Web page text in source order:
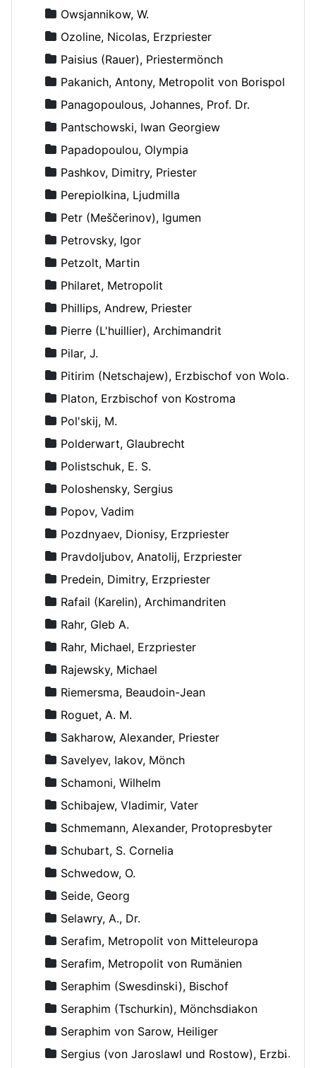
Owsjannikow, W.
Ozoline, Nicolas, Erzpriester
Paisius (Rauer), Priestermönch
Pakanich, Antony, Metropolit von Borispol
Panagopoulous, Johannes, Prof. Dr.
Pantschowski, Iwan Georgiew
Papadopoulou, Olympia
Pashkov, Dimitry, Priester
Perepiolkina, Ljudmilla
Petr (Meščerinov), Igumen
Petrovsky, Igor
Petzolt, Martin
Philaret, Metropolit
Phillips, Andrew, Priester
Pierre (L'huillier), Archimandrit
Pilar, J.
Pitirim (Netschajew), Erzbischof von Wolokolamsk und Jurjew
Platon, Erzbischof von Kostroma
Pol'skij, M.
Polderwart, Glaubrecht
Polistschuk, E. S.
Poloshensky, Sergius
Popov, Vadim
Pozdnyaev, Dionisy, Erzpriester
Pravdoljubov, Anatolij, Erzpriester
Predein, Dimitry, Erzpriester
Rafail (Karelin), Archimandriten
Rahr, Gleb A.
Rahr, Michael, Erzpriester
Rajewsky, Michael
Riemersma, Beaudoin-Jean
Roguet, A. M.
Sakharow, Alexander, Priester
Savelyev, Iakov, Mönch
Schamoni, Wilhelm
Schibajew, Vladimir, Vater
Schmemann, Alexander, Protopresbyter
Schubart, S. Cornelia
Schwedow, O.
Seide, Georg
Selawry, A., Dr.
Serafim, Metropolit von Mitteleuropa
Serafim, Metropolit von Rumänien
Seraphim (Swesdinski), Bischof
Seraphim (Tschurkin), Mönchsdiakon
Seraphim von Sarow, Heiliger
Sergius (von Jaroslawl und Rostow), Erzbischof